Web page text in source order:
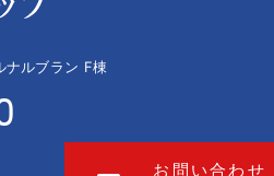
ルブラン F棟
お問い合わせ